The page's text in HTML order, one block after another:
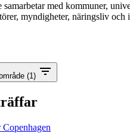
samarbetar med kommuner,
myndigheter, näringsliv och
(1)
Copenhagen